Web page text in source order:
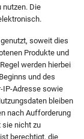
nutzen. Die
soweit dies
Produkte und
werden hierbei
und des
IP-Adresse sowie
bleiben
nach Aufforderung
sie nicht zu
berechtigt, die